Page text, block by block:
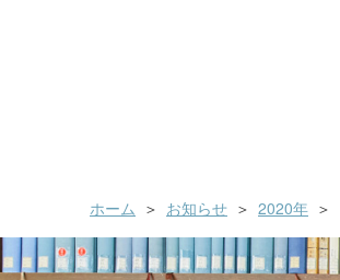
ホーム お知らせ 2020年